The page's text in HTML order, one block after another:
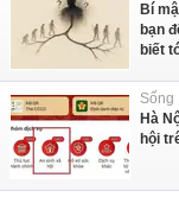
Bí
bạn
biết
Sống
Hà
hội